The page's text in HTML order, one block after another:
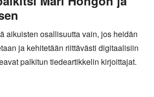
aikuisten osallisuutta vain, jos heidän
ja kehitetään riittävästi digitaalisiin
palkitun tiedeartikkelin kirjoittajat.